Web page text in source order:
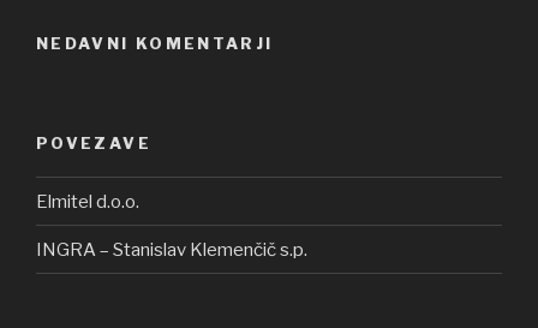
NEDAVNI KOMENTARJI
POVEZAVE
Elmitel d.o.o.
INGRA – Stanislav Klemenčič s.p.